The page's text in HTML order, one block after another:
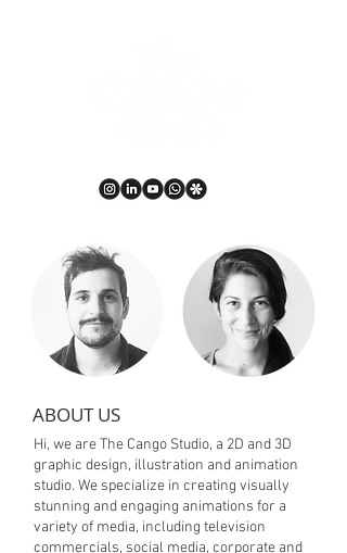
ABOUT US
Hi, we are The Cango Studio, a 2D and 3D
graphic design, illustration and animation
studio. We specialize in creating visually
stunning and engaging animations for a
variety of media, including television
commercials, social media, corporate and